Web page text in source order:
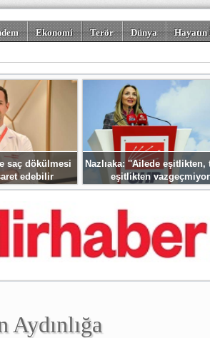
Ekonomi Terör Dünya
saç dökülmesi
edebilir
Nazlıaka: ''Ailede eşitlikten,
eşitlikten
Aydınlığa